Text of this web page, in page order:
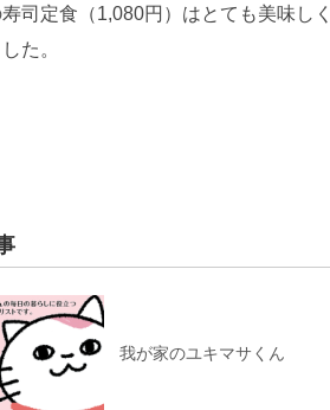
司定食（1,080円）はとても美味し
た。
我が家のユキマサくん